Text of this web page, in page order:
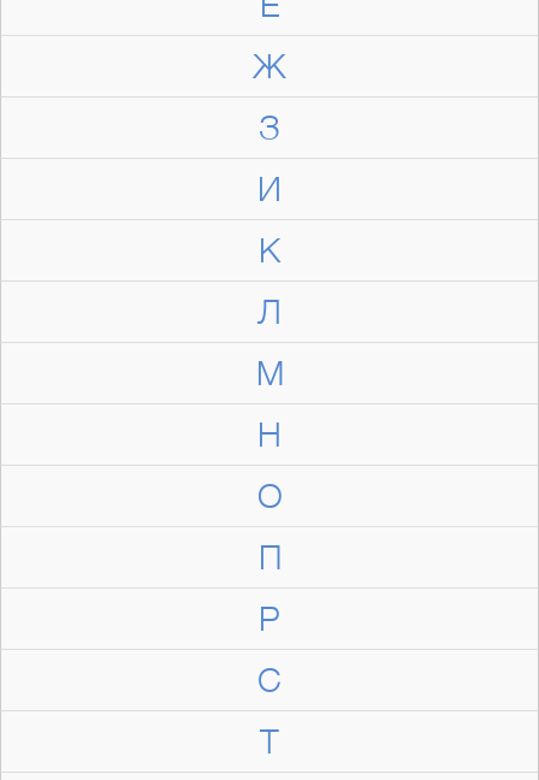
Ж
З
И
К
Л
М
Н
О
П
Р
С
Т